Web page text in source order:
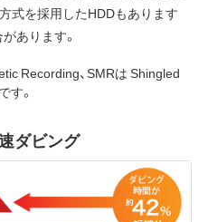
式を採用したHDDもあります
あります。
Recording、SMRは Shingled
す。
ダビング